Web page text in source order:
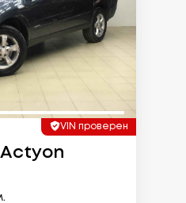
VIN проверен
Actyon